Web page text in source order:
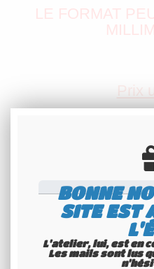
BONNE
SITE EST
L'atelier, lui, est en
Les mails sont lus
LE FORMAT
Prix
Pays :
Version :